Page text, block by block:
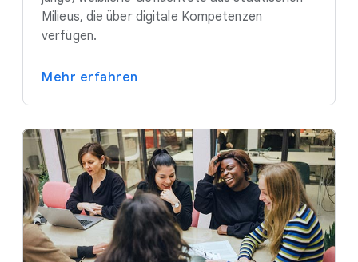
Milieus, die über digitale Kompetenzen
verfügen.
Mehr erfahren